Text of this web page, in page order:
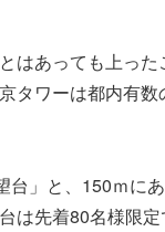
あっても上った
タワーは都内有
」と、150ｍにあ
は先着80名様限